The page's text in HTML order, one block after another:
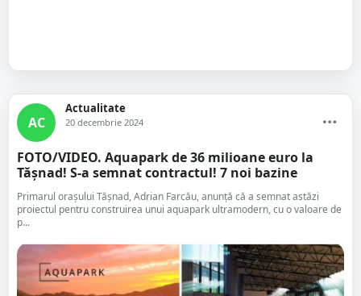
AC
Actualitate
20 decembrie 2024
FOTO/VIDEO. Aquapark de 36 milioane euro la
Tășnad! S-a semnat contractul! 7 noi bazine
Primarul orașului Tășnad, Adrian Farcău, anunță că a semnat astăzi
proiectul pentru construirea unui aquapark ultramodern, cu o valoare de
p...